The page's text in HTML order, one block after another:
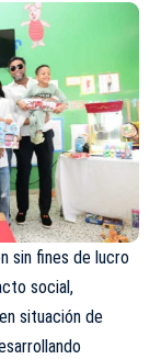
sin fines de lucro
social,
situación de